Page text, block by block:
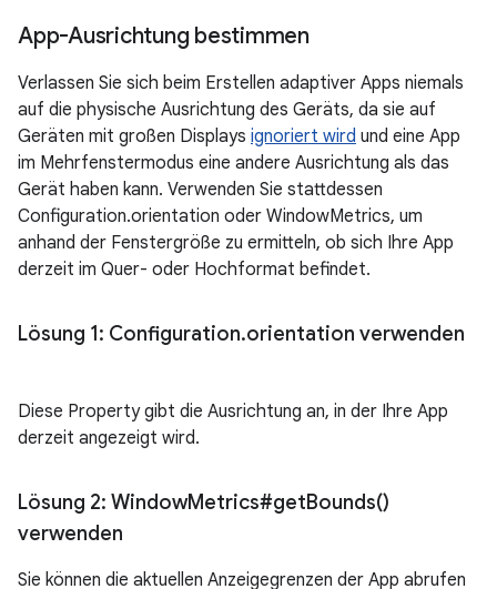
App-Ausrichtung bestimmen
Verlassen Sie sich beim Erstellen adaptiver Apps niemals
auf die physische Ausrichtung des Geräts, da sie auf
Geräten mit großen Displays ignoriert wird und eine App
im Mehrfenstermodus eine andere Ausrichtung als das
Gerät haben kann. Verwenden Sie stattdessen
Configuration.orientation oder WindowMetrics, um
anhand der Fenstergröße zu ermitteln, ob sich Ihre App
derzeit im Quer- oder Hochformat befindet.
Lösung 1: Configuration.orientation verwenden
Diese Property gibt die Ausrichtung an, in der Ihre App
derzeit angezeigt wird.
Lösung 2: WindowMetrics#getBounds()
verwenden
Sie können die aktuellen Anzeigegrenzen der App abrufen